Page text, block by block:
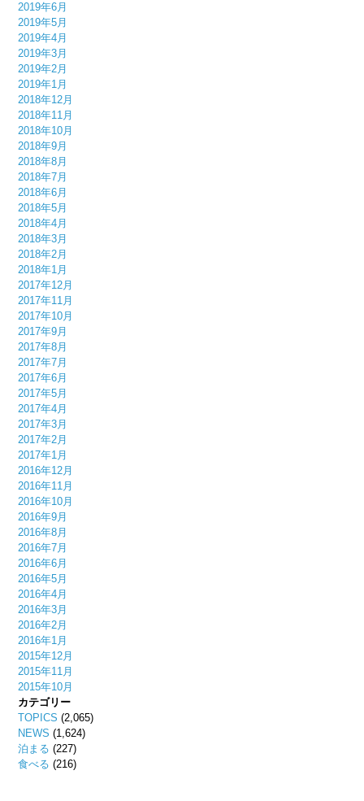
2019年6月
2019年5月
2019年4月
2019年3月
2019年2月
2019年1月
2018年12月
2018年11月
2018年10月
2018年9月
2018年8月
2018年7月
2018年6月
2018年5月
2018年4月
2018年3月
2018年2月
2018年1月
2017年12月
2017年11月
2017年10月
2017年9月
2017年8月
2017年7月
2017年6月
2017年5月
2017年4月
2017年3月
2017年2月
2017年1月
2016年12月
2016年11月
2016年10月
2016年9月
2016年8月
2016年7月
2016年6月
2016年5月
2016年4月
2016年3月
2016年2月
2016年1月
2015年12月
2015年11月
2015年10月
カテゴリー
TOPICS (2,065)
NEWS (1,624)
泊まる (227)
食べる (216)